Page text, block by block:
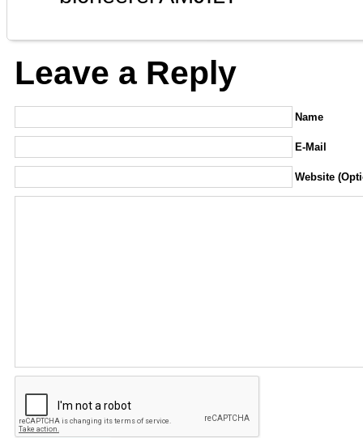
Leave a Reply
Name
E-Mail
Website